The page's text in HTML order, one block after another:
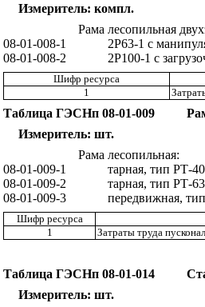
Измеритель: компл.
Рама лесопильная
08-01-008-1 2Р63-1 с
08-01-008-2 2Р100-1 с
Шифр ресурса
1
Таблица ГЭСНп 08-01-009
Измеритель: шт.
Рама лесопильная:
08-01-009-1 тарная, тип РТ-40
08-01-009-2
тарная, тип РТ-63
08-01-009-3 передвижная,
Шифр ресурса
1
Затраты труда пусконал
Таблица ГЭСНп 08-01-014
Измеритель: шт.